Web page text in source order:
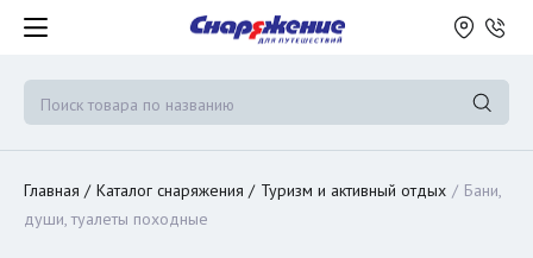
Главная Каталог снаряжения Туризм и активный отдых
Бани,
души, туалеты походные